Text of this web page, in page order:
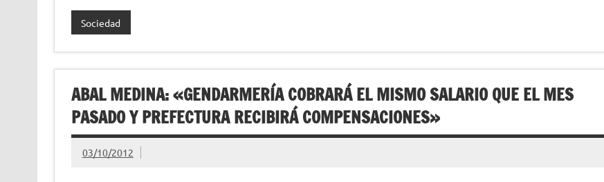
Sociedad
ABAL MEDINA: «GENDARMERÍA COBRARÁ EL MISMO SALARIO QUE EL MES
PASADO Y PREFECTURA RECIBIRÁ COMPENSACIONES»
03/10/2012